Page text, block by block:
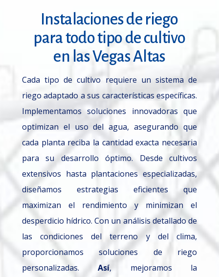
Instalaciones de riego
para todo tipo de cultivo
en las Vegas Altas
Cada tipo de cultivo requiere un sistema de
riego adaptado a sus características específicas.
Implementamos soluciones innovadoras que
optimizan el uso del agua, asegurando que
cada planta reciba la cantidad exacta necesaria
para su desarrollo óptimo. Desde cultivos
extensivos hasta plantaciones especializadas,
diseñamos estrategias eficientes que
maximizan el rendimiento y minimizan el
desperdicio hídrico. Con un análisis detallado de
las condiciones del terreno y del clima,
proporcionamos soluciones de riego
personalizadas.Así, mejoramos la